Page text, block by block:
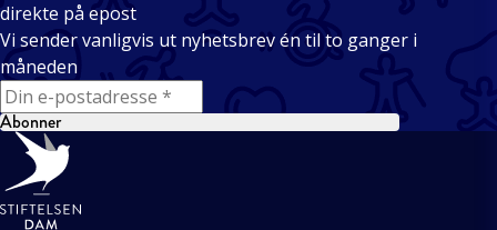
direkte på epost
Vi sender vanligvis ut nyhetsbrev én til to ganger i
måneden
E-mail
Abonner
Bunntekst